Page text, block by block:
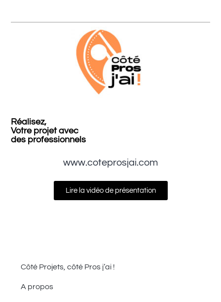
Réalisez,
Votre projet avec
des professionnels
www.coteprosjai.com
Lire la vidéo de présentation
Côté Projets, côté Pros j’ai !
A propos